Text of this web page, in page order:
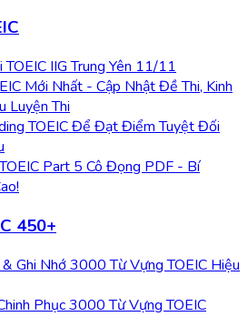
IIG Trung Yên 11/11
Mới Nhất - Cập Nhật Đề Thi, Kinh
Luyện Thi
TOEIC Để Đạt Điểm Tuyệt Đối
Part 5 Cô Đọng PDF - Bí
450+
Ghi Nhớ 3000 Từ Vựng TOEIC Hiệu
Phục 3000 Từ Vựng TOEIC